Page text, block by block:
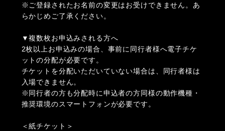
※ご登録されたお名前の変更はお受けできません。あ
らかじめご了承ください。
▼複数枚お申込みされる方へ
2枚以上お申込みの場合、事前に同行者様へ電子チケ
ットの分配が必要です。
チケットを分配いただいていない場合は、同行者様は
入場できません。
※同行者の方も分配時に申込者の方同様の動作機種・
推奨環境のスマートフォンが必要です。
＜紙チケット＞